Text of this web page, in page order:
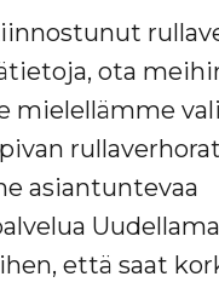
ota
mielellämme
asiantuntevaa
että saat